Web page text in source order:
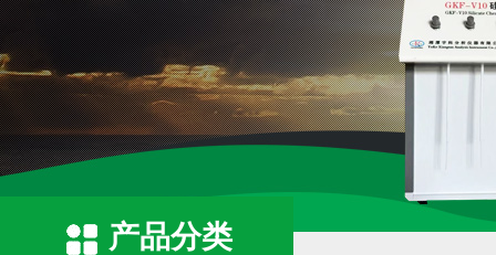
产品分类